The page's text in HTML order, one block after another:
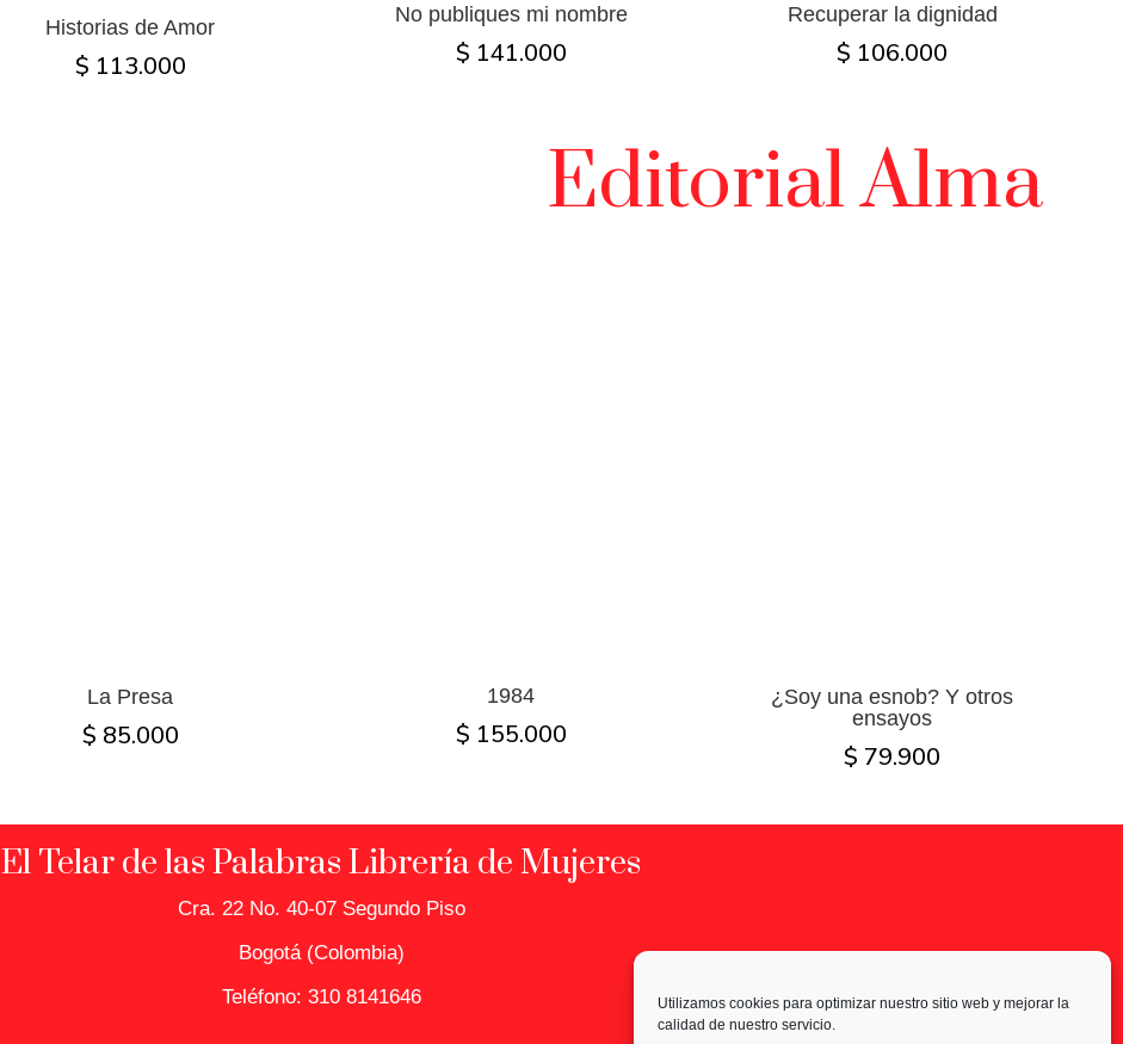
Utilizamos cookies para optimizar nuestro sitio web y mejorar la
calidad de nuestro servicio.
Historias de Amor
$ 113.000
No publiques mi nombre
$ 141.000
Recuperar la dignidad
$ 106.000
Editorial Alma
La Presa
$ 85.000
1984
$ 155.000
¿Soy una esnob? Y otros
ensayos
$ 79.900
El Telar de las Palabras Librería de Mujeres
Cra. 22 No. 40-07 Segundo Piso
Bogotá (Colombia)
Teléfono: 310 8141646